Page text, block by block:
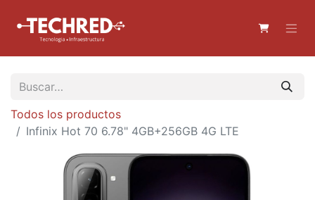
Todos los productos
Infinix Hot 70 6.78" 4GB+256GB 4G LTE